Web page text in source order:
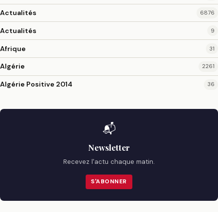
Actualités 6876
Actualités 9
Afrique 31
Algérie 2261
Algérie Positive 2014 36
📬
Newsletter
Recevez l'actu chaque matin.
S'ABONNER